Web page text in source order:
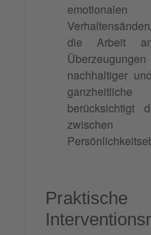
die Arbeit an
nachhaltiger
ganzheitliche
berücksichtigt
zwischen
Praktische